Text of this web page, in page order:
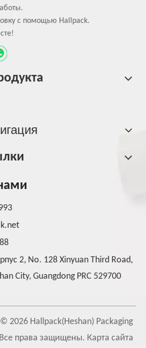
с помощью Hallpack.
2, No. 128 Xinyuan Third Road,
City, Guangdong PRC 529700
© 2026Hallpack(Heshan) Packaging
права защищены. Карта сайта